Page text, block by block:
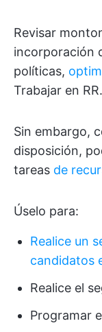
Revisar
incorporación
políticas,
Trabajar en
Sin embargo,
disposición,
tareas de
Úselo para:
Realice un
candidatos
Realice el
Programar